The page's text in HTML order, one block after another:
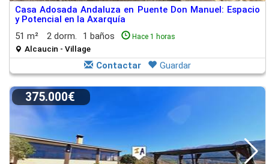
Casa Adosada Andaluza en Puente Don Manuel: Espacio
y Potencial en la Axarquía
51 m²
2 dorm. 1 baños Hace 1 horas
Alcaucin - Village
Contactar Guardar
375.000€